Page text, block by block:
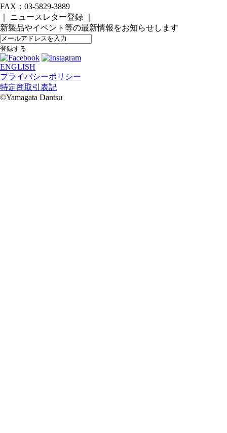
FAX：03-5829-3889
｜ ニュースレター登録 ｜
新製品やイベント等の最新情報をお知らせします
ENGLISH
プライバシーポリシー
特定商取引表記
©️Yamagata Dantsu